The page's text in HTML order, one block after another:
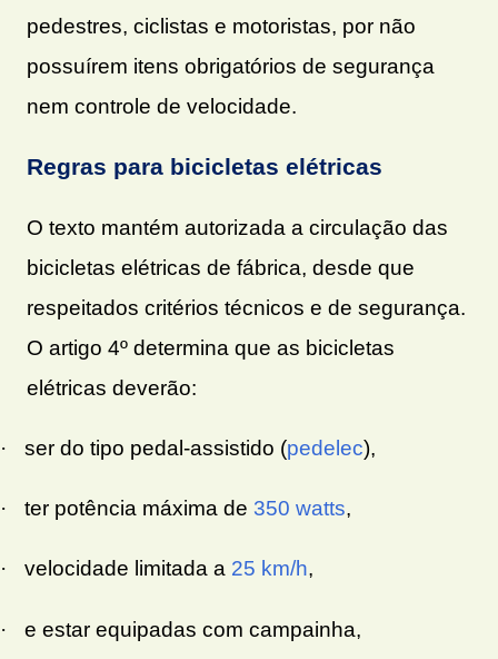
pedestres, ciclistas e motoristas, por não
possuírem itens obrigatórios de segurança
nem controle de velocidade.
Regras para bicicletas elétricas
O texto mantém autorizada a circulação das
bicicletas elétricas de fábrica, desde que
respeitados critérios técnicos e de segurança.
O artigo 4º determina que as bicicletas
elétricas deverão:
· ser do tipo pedal-assistido (pedelec),
· ter potência máxima de 350 watts,
· velocidade limitada a 25 km/h,
·
e estar equipadas com campainha,